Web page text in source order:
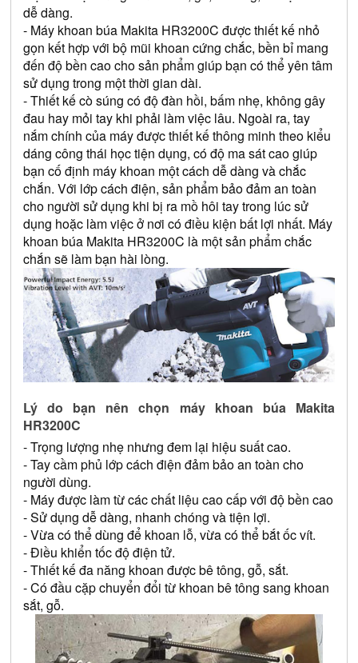
dễ dàng.
- Máy khoan búa Makita HR3200C được thiết kế nhỏ
gọn kết hợp với bộ mũi khoan cứng chắc, bền bỉ mang
đến độ bền cao cho sản phẩm giúp bạn có thể yên tâm
sử dụng trong một thời gian dài.
- Thiết kế cò súng có độ đàn hồi, bấm nhẹ, không gây
đau hay mỏi tay khi phải làm việc lâu. Ngoài ra, tay
nắm chính của máy được thiết kế thông minh theo kiểu
dáng công thái học tiện dụng, có độ ma sát cao giúp
bạn cố định máy khoan một cách dễ dàng và chắc
chắn. Với lớp cách điện, sản phẩm bảo đảm an toàn
cho người sử dụng khi bị ra mồ hôi tay trong lúc sử
dụng hoặc làm việc ở nơi có điều kiện bất lợi nhất. Máy
khoan búa Makita HR3200C là một sản phẩm chắc
chắn sẽ làm bạn hài lòng.
Lý do bạn nên chọn máy khoan búa Makita
HR3200C
- Trọng lượng nhẹ nhưng đem lại hiệu suất cao.
- Tay cầm phủ lớp cách điện đảm bảo an toàn cho
người dùng.
- Máy được làm từ các chất liệu cao cấp với độ bền cao
- Sử dụng dễ dàng, nhanh chóng và tiện lợi.
- Vừa có thể dùng để khoan lỗ, vừa có thể bắt ốc vít.
- Điều khiển tốc độ điện tử.
- Thiết kế đa năng khoan được bê tông, gỗ, sắt.
- Có đầu cặp chuyển đổi từ khoan bê tông sang khoan
sắt, gỗ.